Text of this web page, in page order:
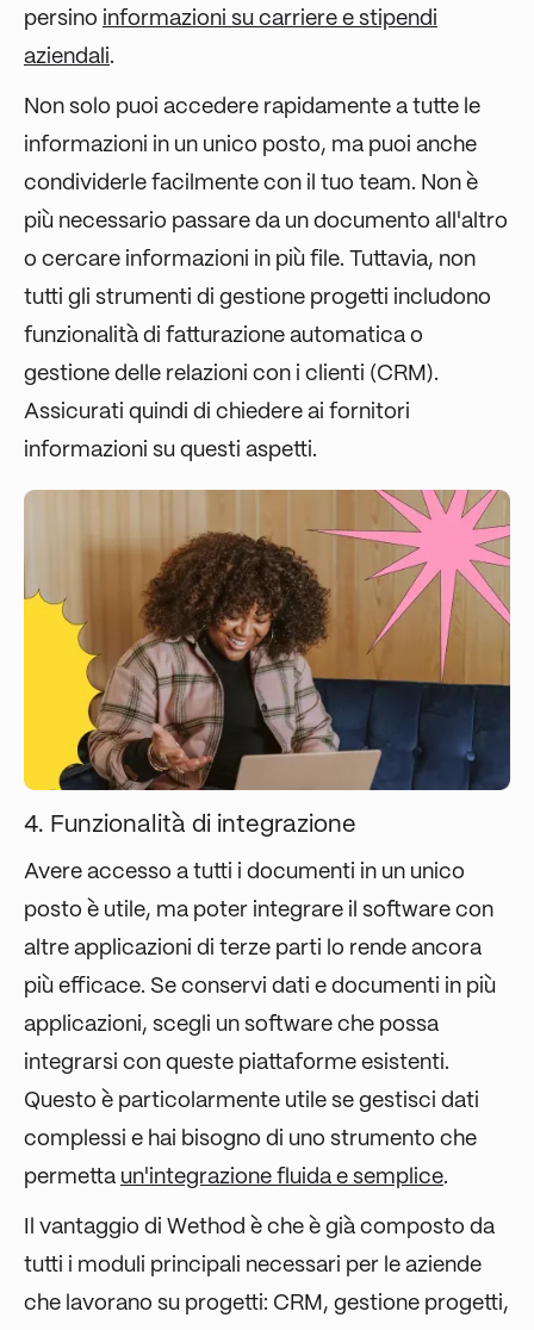
persino informazioni su carriere e stipendi
aziendali.
Non solo puoi accedere rapidamente a tutte le
informazioni in un unico posto, ma puoi anche
condividerle facilmente con il tuo team. Non è
più necessario passare da un documento all'altro
o cercare informazioni in più file. Tuttavia, non
tutti gli strumenti di gestione progetti includono
funzionalità di fatturazione automatica o
gestione delle relazioni con i clienti (CRM).
Assicurati quindi di chiedere ai fornitori
informazioni su questi aspetti.
4. Funzionalità di integrazione
Avere accesso a tutti i documenti in un unico
posto è utile, ma poter integrare il software con
altre applicazioni di terze parti lo rende ancora
più efficace. Se conservi dati e documenti in più
applicazioni, scegli un software che possa
integrarsi con queste piattaforme esistenti.
Questo è particolarmente utile se gestisci dati
complessi e hai bisogno di uno strumento che
permetta un'integrazione fluida e semplice.
Il vantaggio di Wethod è che è già composto da
tutti i moduli principali necessari per le aziende
che lavorano su progetti: CRM, gestione progetti,